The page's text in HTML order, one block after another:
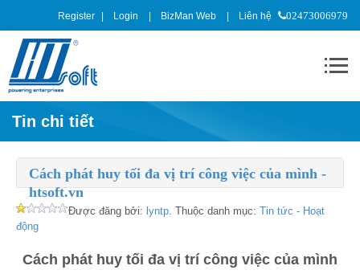
Register Login BizMan Web Liên hệ 02473006979
Tin chi tiết
Cách phát huy tối đa vị trí công việc của mình -
htsoft.vn
Được đăng bởi: lyntp. Thuộc danh mục: Tin tức - Hoạt
động
Cách phát huy tối đa vị trí công việc của mình